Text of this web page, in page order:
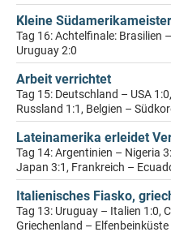
Kleine
Tag 16: Achtelfinale: Brasilien
Uruguay 2:0
Arbeit verrichtet
Tag 15: Deutschland – USA
Russland 1:1, Belgien –
Lateinamerika erleidet
Tag 14: Argentinien – Nigeria
Japan 3:1, Frankreich –
Italienisches Fiasko,
Tag 13: Uruguay – Italien 1:0,
Griechenland –